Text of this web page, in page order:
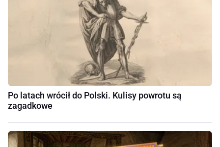
Po latach wrócił do Polski. Kulisy powrotu są
zagadkowe